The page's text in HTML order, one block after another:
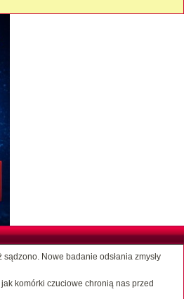
sądzono. Nowe badanie odsłania zmysły
komórki czuciowe chronią nas przed